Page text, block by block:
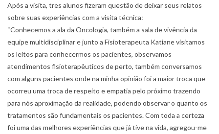
Após a visita, tres alunos fizeram questão de deixar seus relatos
sobre suas experiências com a visita técnica:
“Conhecemos a ala da Oncologia, também a sala de vivência da
equipe multidisciplinar e junto a Fisioterapeuta Katiane visitamos
os leitos para conhecermos os pacientes, observamos
atendimentos fisioterapêuticos de perto, também conversamos
com alguns pacientes onde na minha opinião foi a maior troca que
ocorreu uma troca de respeito e empatia pelo próximo trazendo
para nós aproximação da realidade, podendo observar o quanto os
tratamentos são fundamentais os pacientes. Com toda a certeza
foi uma das melhores experiências que já tive na vida, agregou-me